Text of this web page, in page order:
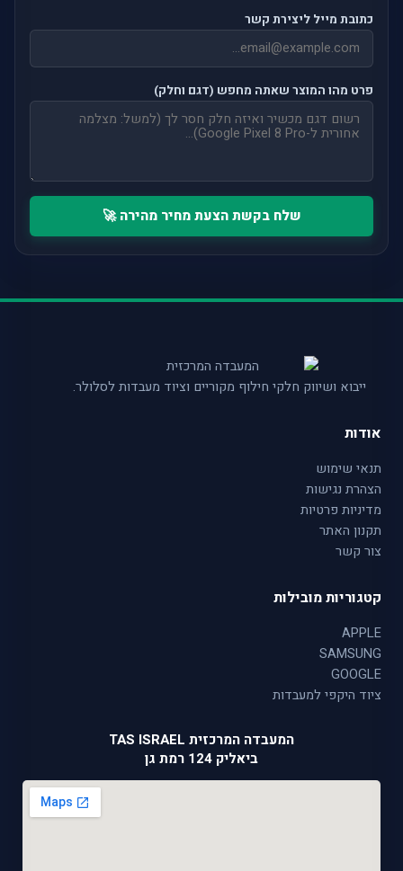
כתובת מייל ליצירת קשר
פרט מהו המוצר שאתה מחפש (דגם וחלק)
שלח בקשת הצעת מחיר מהירה 🚀
ייבוא ושיווק חלקי חילוף מקוריים וציוד מעבדות לסלולר.
אודות
תנאי שימוש
הצהרת נגישות
מדיניות פרטיות
תקנון האתר
צור קשר
קטגוריות מובילות
APPLE
SAMSUNG
GOOGLE
ציוד היקפי למעבדות
המעבדה המרכזית TAS ISRAEL
ביאליק 124 רמת גן